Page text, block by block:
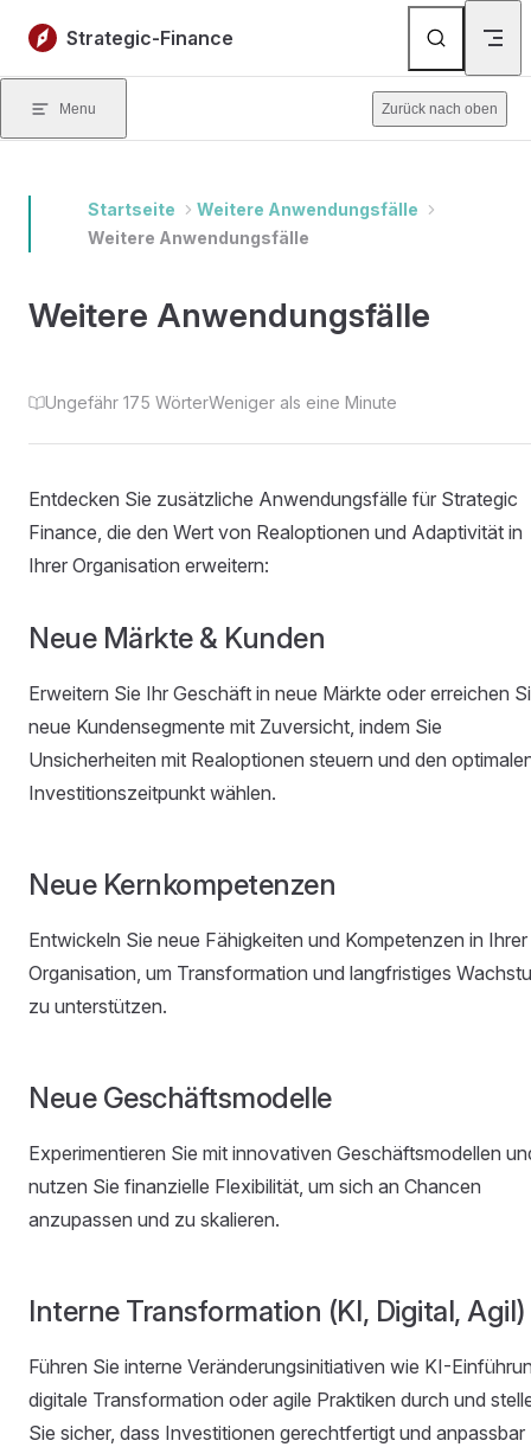
Skip to content
Strategic-Finance
Menu Zurück nach oben
Startseite
Weitere Anwendungsfälle
Weitere Anwendungsfälle
Weitere Anwendungsfälle
Ungefähr 175 WörterWeniger als eine Minute
Entdecken Sie zusätzliche Anwendungsfälle für Strategic
Finance, die den Wert von Realoptionen und Adaptivität in
Ihrer Organisation erweitern:
Neue Märkte & Kunden
Erweitern Sie Ihr Geschäft in neue Märkte oder erreichen
neue Kundensegmente mit Zuversicht, indem Sie
Unsicherheiten mit Realoptionen steuern und den
Investitionszeitpunkt wählen.
Neue Kernkompetenzen
Entwickeln Sie neue Fähigkeiten und Kompetenzen in Ihrer
Organisation, um Transformation und langfristiges
zu unterstützen.
Neue Geschäftsmodelle
Experimentieren Sie mit innovativen Geschäftsmodellen
nutzen Sie finanzielle Flexibilität, um sich an Chancen
anzupassen und zu skalieren.
Interne Transformation (KI, Digital, Agil)
Führen Sie interne Veränderungsinitiativen wie KI-
digitale Transformation oder agile Praktiken durch und
Sie sicher, dass Investitionen gerechtfertigt und anpassbar